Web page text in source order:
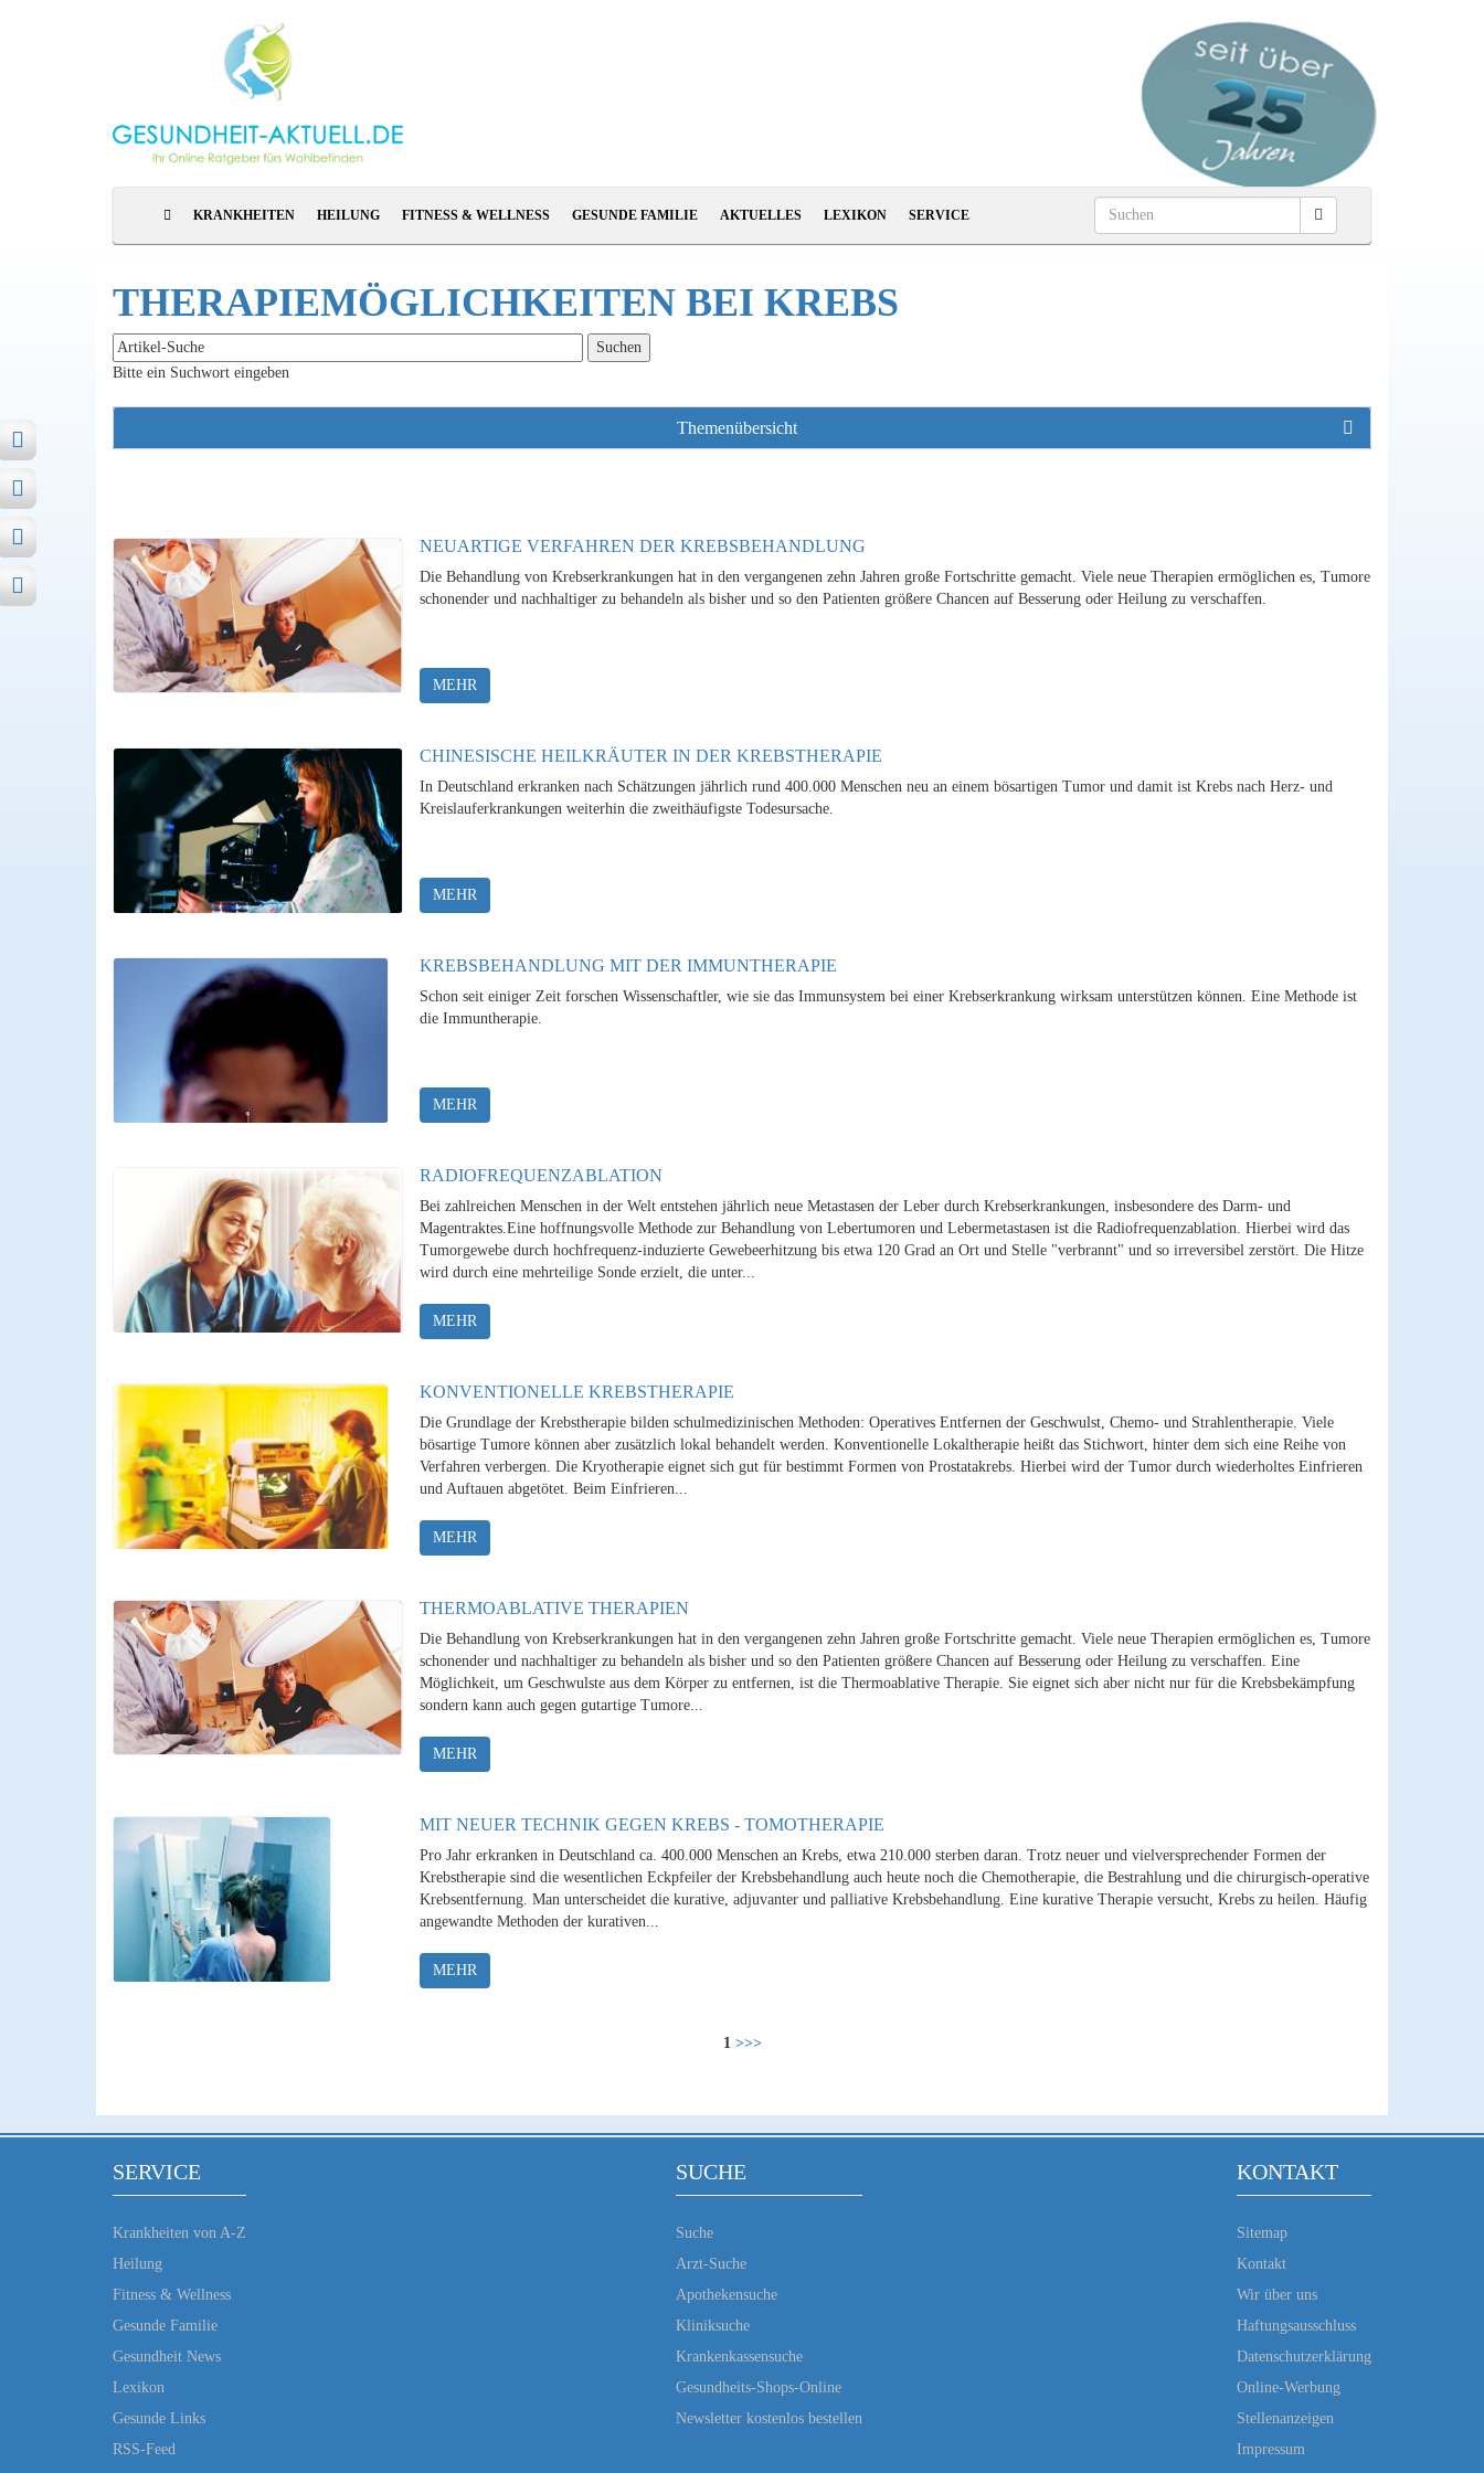
KRANKHEITEN HEILUNG FITNESS & WELLNESS GESUNDE FAMILIE AKTUELLES LEXIKON SERVICE
THERAPIEMÖGLICHKEITEN BEI KREBS
Bitte ein Suchwort eingeben
Themenübersicht
NEUARTIGE VERFAHREN DER KREBSBEHANDLUNG
Die Behandlung von Krebserkrankungen hat in den vergangenen zehn Jahren große Fortschritte gemacht. Viele neue Therapien ermöglichen es, Tumore
schonender und nachhaltiger zu behandeln als bisher und so den Patienten größere Chancen auf Besserung oder Heilung zu verschaffen.
MEHR
CHINESISCHE HEILKRÄUTER IN DER KREBSTHERAPIE
In Deutschland erkranken nach Schätzungen jährlich rund 400.000 Menschen neu an einem bösartigen Tumor und damit ist Krebs nach Herz- und
Kreislauferkrankungen weiterhin die zweithäufigste Todesursache.
MEHR
KREBSBEHANDLUNG MIT DER IMMUNTHERAPIE
Schon seit einiger Zeit forschen Wissenschaftler, wie sie das Immunsystem bei einer Krebserkrankung wirksam unterstützen können. Eine Methode ist
die Immuntherapie.
MEHR
RADIOFREQUENZABLATION
Bei zahlreichen Menschen in der Welt entstehen jährlich neue Metastasen der Leber durch Krebserkrankungen, insbesondere des Darm- und
Magentraktes.Eine hoffnungsvolle Methode zur Behandlung von Lebertumoren und Lebermetastasen ist die Radiofrequenzablation. Hierbei wird das
Tumorgewebe durch hochfrequenz-induzierte Gewebeerhitzung bis etwa 120 Grad an Ort und Stelle "verbrannt" und so irreversibel zerstört. Die Hitze
wird durch eine mehrteilige Sonde erzielt, die unter...
MEHR
KONVENTIONELLE KREBSTHERAPIE
Die Grundlage der Krebstherapie bilden schulmedizinischen Methoden: Operatives Entfernen der Geschwulst, Chemo- und Strahlentherapie. Viele
bösartige Tumore können aber zusätzlich lokal behandelt werden. Konventionelle Lokaltherapie heißt das Stichwort, hinter dem sich eine Reihe von
Verfahren verbergen. Die Kryotherapie eignet sich gut für bestimmt Formen von Prostatakrebs. Hierbei wird der Tumor durch wiederholtes Einfrieren
und Auftauen abgetötet. Beim Einfrieren...
MEHR
THERMOABLATIVE THERAPIEN
Die Behandlung von Krebserkrankungen hat in den vergangenen zehn Jahren große Fortschritte gemacht. Viele neue Therapien ermöglichen es, Tumore
schonender und nachhaltiger zu behandeln als bisher und so den Patienten größere Chancen auf Besserung oder Heilung zu verschaffen. Eine
Möglichkeit, um Geschwulste aus dem Körper zu entfernen, ist die Thermoablative Therapie. Sie eignet sich aber nicht nur für die Krebsbekämpfung
sondern kann auch gegen gutartige Tumore...
MEHR
MIT NEUER TECHNIK GEGEN KREBS - TOMOTHERAPIE
Pro Jahr erkranken in Deutschland ca. 400.000 Menschen an Krebs, etwa 210.000 sterben daran. Trotz neuer und vielversprechender Formen der
Krebstherapie sind die wesentlichen Eckpfeiler der Krebsbehandlung auch heute noch die Chemotherapie, die Bestrahlung und die chirurgisch-operative
Krebsentfernung. Man unterscheidet die kurative, adjuvanter und palliative Krebsbehandlung. Eine kurative Therapie versucht, Krebs zu heilen. Häufig
angewandte Methoden der kurativen...
MEHR
1 >>>
SERVICE
Krankheiten von A-Z
Heilung
Fitness & Wellness
Gesunde Familie
Gesundheit News
Lexikon
Gesunde Links
RSS-Feed
SUCHE
Suche
Arzt-Suche
Apothekensuche
Kliniksuche
Krankenkassensuche
Gesundheits-Shops-Online
Newsletter kostenlos bestellen
KONTAKT
Sitemap
Kontakt
Wir über uns
Haftungsausschluss
Datenschutzerklärung
Online-Werbung
Stellenanzeigen
Impressum